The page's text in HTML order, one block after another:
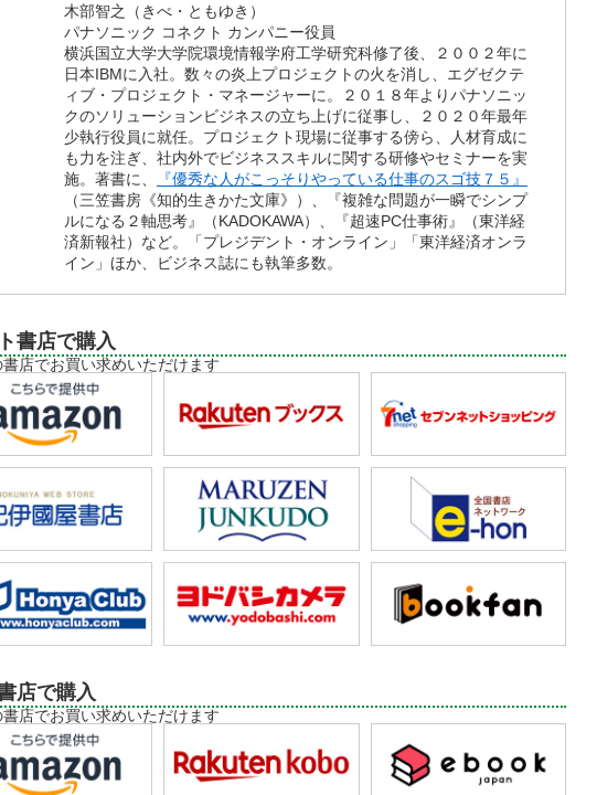
木部智之（きべ・ともゆき）
パナソニック コネクト カンパニー役員
横浜国立大学大学院環境情報学府工学研究科修了後、２００２年に
日本IBMに入社。数々の炎上プロジェクトの火を消し、エグゼクテ
ィブ・プロジェクト・マネージャーに。２０１８年よりパナソニッ
クのソリューションビジネスの立ち上げに従事し、２０２０年最年
少執行役員に就任。プロジェクト現場に従事する傍ら、人材育成に
も力を注ぎ、社内外でビジネススキルに関する研修やセミナーを実
施。著書に、
『優秀な人がこっそりやっている仕事のスゴ技７５』
（三笠書房《知的生きかた文庫》）、『複雑な問題が一瞬でシンプ
ルになる２軸思考』（KADOKAWA）、『超速PC仕事術』（東洋経
済新報社）など。「プレジデント・オンライン」「東洋経済オンラ
イン」ほか、ビジネス誌にも執筆多数。
書店で購入
書店でお買い求めいただけます
店で購入
書店でお買い求めいただけます